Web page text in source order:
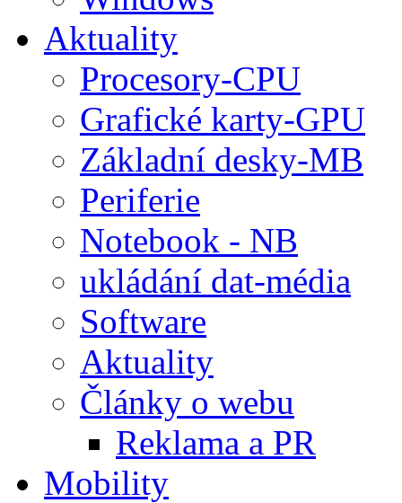
Aktuality
Procesory-CPU
Grafické karty-GPU
Základní desky-MB
Periferie
Notebook - NB
ukládání dat-média
Software
Aktuality
Články o webu
Reklama a PR
Mobility